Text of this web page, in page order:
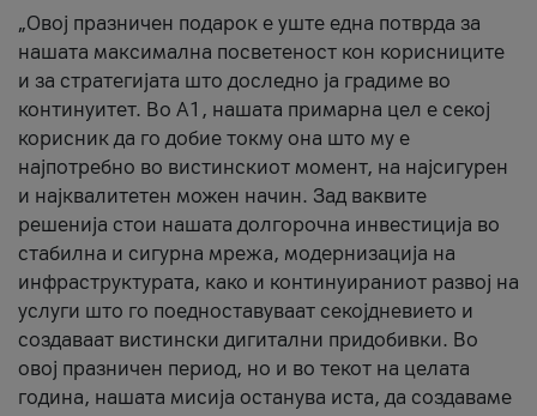
„Овој празничен подарок е уште една потврда за
нашата максимална посветеност кон корисниците
и за стратегијата што доследно ја градиме во
континуитет. Во А1, нашата примарна цел е секој
корисник да го добие токму она што му е
најпотребно во вистинскиот момент, на најсигурен
и најквалитетен можен начин. Зад ваквите
решенија стои нашата долгорочна инвестиција во
стабилна и сигурна мрежа, модернизација на
инфраструктурата, како и континуираниот развој на
услуги што го поедноставуваат секојдневието и
создаваат вистински дигитални придобивки. Во
овој празничен период, но и во текот на целата
година, нашата мисија останува иста, да создаваме